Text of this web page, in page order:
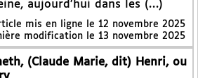
aujourd’hui dans les (…)
mis en ligne le 12 novembre 2025
modification le 13 novembre 2025
(Claude Marie, dit) Henri, ou